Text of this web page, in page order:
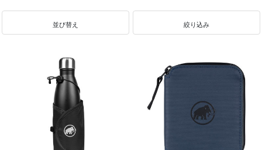
並び替え 絞り込み